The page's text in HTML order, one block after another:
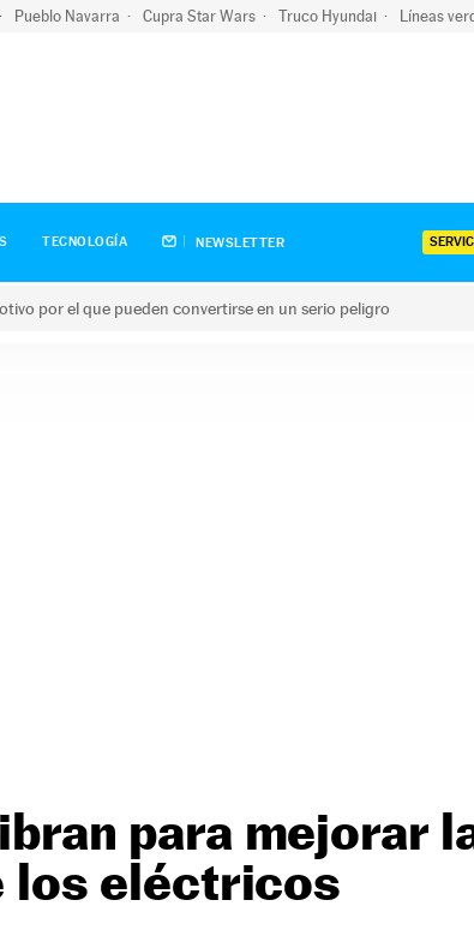
Pueblo Navarra Cupra Star Wars Truco Hyundai Líneas
TECNOLOGÍA NEWSLETTER
por el que pueden convertirse en un serio peligro
para mejorar
los eléctricos